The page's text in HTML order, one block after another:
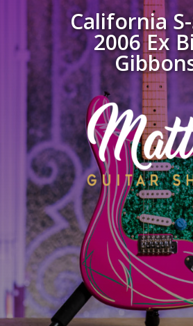
California
2006 Ex